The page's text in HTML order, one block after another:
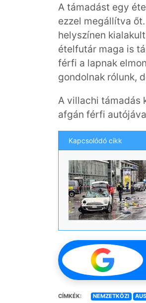
A támadást egy
ezzel megállítva
helyszínen
ételfutár maga is
férfi a lapnak
gondolnak rólunk,
A villachi támadás
afgán férfi
Kapcsolódó cikk
CÍMKÉK: NEMZETKÖZI